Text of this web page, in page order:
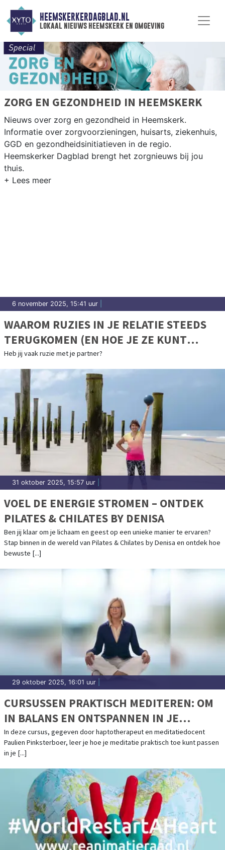
HEEMSKERKERDAGBLAD.NL
lokaal nieuws heemskerk en omgeving
ZORG EN GEZONDHEID IN HEEMSKERK
Nieuws over zorg en gezondheid in Heemskerk.
Informatie over zorgvoorzieningen, huisarts, ziekenhuis,
GGD en gezondheidsinitiatieven in de regio.
Heemskerker Dagblad brengt het zorgnieuws bij jou
thuis.
6 november 2025, 15:41 uur
WAAROM RUZIES IN JE RELATIE STEEDS
TERUGKOMEN (EN HOE JE ZE KUNT
DOORBREKEN)
Heb jij vaak ruzie met je partner?
31 oktober 2025, 15:57 uur
VOEL DE ENERGIE STROMEN – ONTDEK
PILATES & CHILATES BY DENISA
Ben jij klaar om je lichaam en geest op een unieke manier te ervaren?
Stap binnen in de wereld van Pilates & Chilates by Denisa en ontdek hoe
bewuste [...]
29 oktober 2025, 16:01 uur
CURSUSSEN PRAKTISCH MEDITEREN: OM
IN BALANS EN ONTSPANNEN IN JE
KRACHT TE STAAN
In deze cursus, gegeven door haptotherapeut en meditatiedocent
Paulien Pinksterboer, leer je hoe je meditatie praktisch toe kunt passen
in je [...]